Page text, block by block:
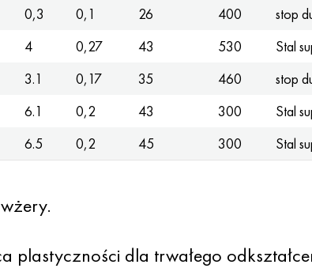
0,3 0,1 26 400
stop
4 0,27 43 530
Stal
3.1 0,17 35 460
stop
6.1 0,2 43 300
Stal
6.5 0,2 45 300 Stal
dla trwałego